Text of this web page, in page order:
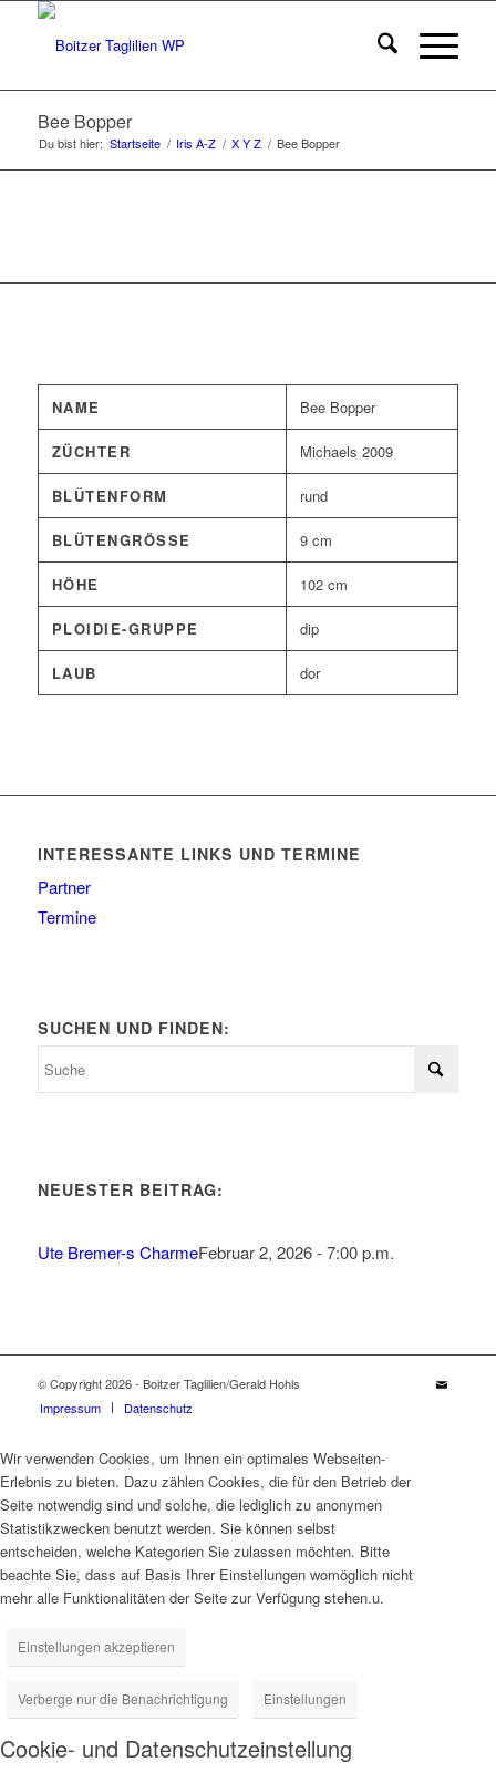
Bee Bopper
Du bist hier: Startseite / Iris A-Z / X Y Z / Bee Bopper
NAME Bee Bopper
ZÜCHTER Michaels 2009
BLÜTENFORM rund
BLÜTENGRÖSSE 9 cm
HÖHE 102 cm
PLOIDIE-GRUPPE dip
LAUB dor
INTERESSANTE LINKS UND TERMINE
Partner
Termine
SUCHEN UND FINDEN:
NEUESTER BEITRAG:
Ute Bremer-s CharmeFebruar 2, 2026 - 7:00 p.m.
© Copyright 2026 - Boitzer Taglilien/Gerald Hohls
Impressum
Datenschutz
Wir verwenden Cookies, um Ihnen ein optimales Webseiten-
Erlebnis zu bieten. Dazu zählen Cookies, die für den Betrieb der
Seite notwendig sind und solche, die lediglich zu anonymen
Statistikzwecken benutzt werden. Sie können selbst
entscheiden, welche Kategorien Sie zulassen möchten. Bitte
beachte Sie, dass auf Basis Ihrer Einstellungen womöglich nicht
mehr alle Funktionalitäten der Seite zur Verfügung stehen.u.
Einstellungen akzeptieren
Verberge nur die Benachrichtigung Einstellungen
Cookie- und Datenschutzeinstellung